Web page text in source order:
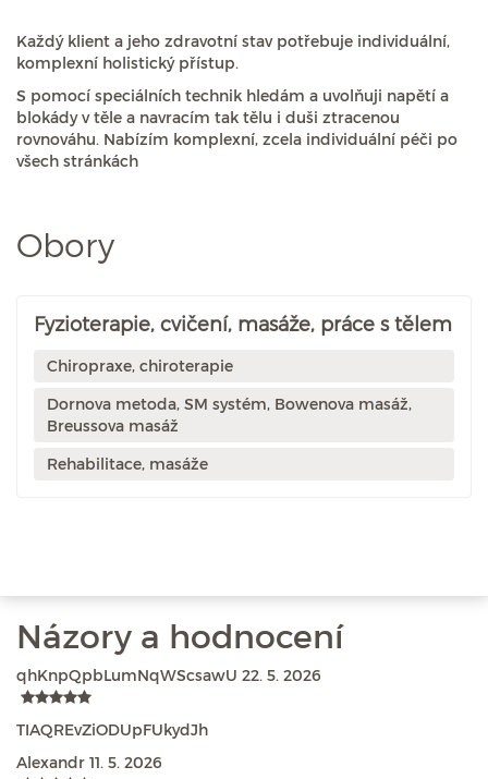
Každý klient a jeho zdravotní stav potřebuje individuální,
komplexní holistický přístup.
S pomocí speciálních technik hledám a uvolňuji napětí a
blokády v těle a navracím tak tělu i duši ztracenou
rovnováhu. Nabízím komplexní, zcela individuální péči po
všech stránkách
Obory
Fyzioterapie, cvičení, masáže, práce s tělem
Chiropraxe, chiroterapie
Dornova metoda, SM systém, Bowenova masáž,
Breussova masáž
Rehabilitace, masáže
Názory a hodnocení
qhKnpQpbLumNqWScsawU 22. 5. 2026
TIAQREvZiODUpFUkydJh
Alexandr 11. 5. 2026